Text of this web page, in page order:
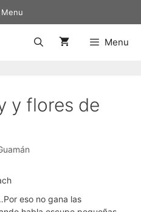
Menu
Menu
y flores de
eso no gana las